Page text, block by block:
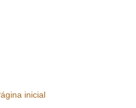
inicial